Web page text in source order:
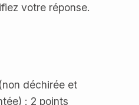
votre réponse.
déchirée et
: 2 points